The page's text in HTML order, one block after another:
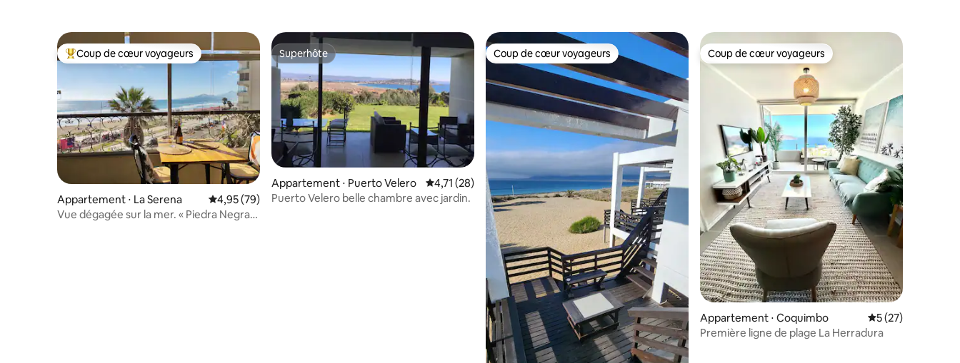
Coups de cœur voyageurs les plus appréciés
Coup de cœur voyageurs
Appartement ⋅ La Serena Évaluation moyenne sur la base de 79 commentaires : 4,95 sur 5
4,95 (79)
Vue dégagée sur la mer. « Piedra Negra
Superhôte
Superhôte
Appartement ⋅ Puerto Velero Évaluation moyenne sur la base de 28 commentaires : 4,71 sur 5
4,71 (28)
Puerto Velero belle chambre avec jardin.
Coup de cœur voyageurs
Coup de cœur voyageurs Coup de cœur voyageurs
Coup de cœur voyageurs
Appartement ⋅ Coquimbo Évaluation
5 (27)
Première ligne de plage La Herradura